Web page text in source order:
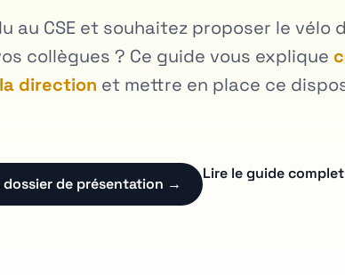
au CSE et souhaitez proposer le vélo
collègues ? Ce guide vous explique
direction et mettre en place ce
dossier de présentation →
Lire le guide complet